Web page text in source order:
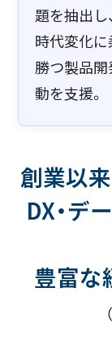
題を抽出し
時代変化に
勝つ製品開
動を支援。​
創業以
DX・デ
豊富な